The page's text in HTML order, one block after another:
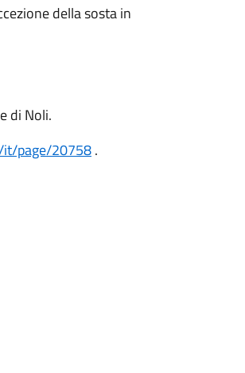
della sosta in
di Noli.
it/page/20758.